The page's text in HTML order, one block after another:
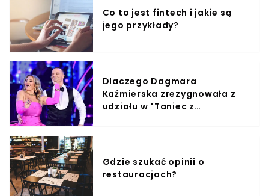
Co to jest fintech i jakie są
jego przykłady?
Dlaczego Dagmara
Kaźmierska zrezygnowała z
udziału w "Taniec z
Gdzie szukać opinii o
restauracjach?